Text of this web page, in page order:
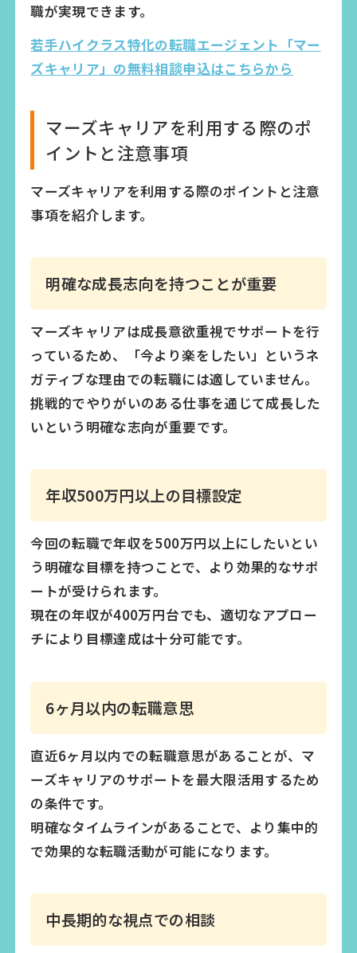
職が実現できます。
若手ハイクラス特化の転職エージェント「マー
ズキャリア」の無料相談申込はこちらから
マーズキャリアを利用する際のポ
イントと注意事項
マーズキャリアを利用する際のポイントと注意
事項を紹介します。
明確な成長志向を持つことが重要
マーズキャリアは成長意欲重視でサポートを行
っているため、「今より楽をしたい」というネ
ガティブな理由での転職には適していません。
挑戦的でやりがいのある仕事を通じて成長した
いという明確な志向が重要です。
年収500万円以上の目標設定
今回の転職で年収を500万円以上にしたいとい
う明確な目標を持つことで、より効果的なサポ
ートが受けられます。
現在の年収が400万円台でも、適切なアプロー
チにより目標達成は十分可能です。
6ヶ月以内の転職意思
直近6ヶ月以内での転職意思があることが、マ
ーズキャリアのサポートを最大限活用するため
の条件です。
明確なタイムラインがあることで、より集中的
で効果的な転職活動が可能になります。
中長期的な視点での相談